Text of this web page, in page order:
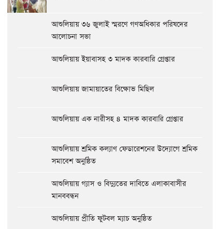
আশুলিয়ায় ৩৬ জুলাই স্মরণে গণঅধিকার পরিষদের
আলোচনা সভা
আশুলিয়ায় ইয়াবাসহ ৩ মাদক কারবারি গ্রেপ্তার
আশুলিয়ায় জামায়াতের বিক্ষোভ মিছিল
আশুলিয়ায় এক নারীসহ ৪ মাদক কারবারি গ্রেপ্তার
আশুলিয়ায় শ্রমিক কল্যাণ ফেডারেশনের উদ্যোগে শ্রমিক
সমাবেশ অনুষ্ঠিত
আশুলিয়ায় গ্যাস ও বিদ্যুতের দাবিতে এলাকাবাসীর
মানববন্ধন
আশুলিয়ায় প্রীতি ফুটবল ম্যাচ অনুষ্ঠিত